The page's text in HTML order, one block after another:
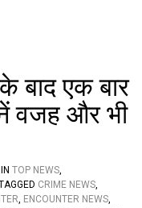
बाद एक बार
वजह और भी
TOP NEWS,
CRIME NEWS,
, ENCOUNTER NEWS,